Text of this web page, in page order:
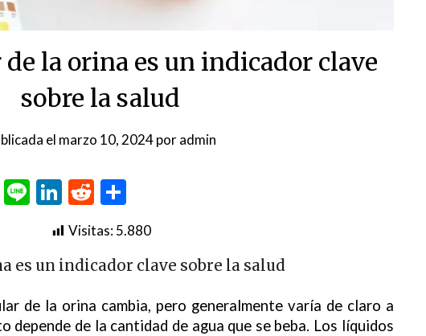
de la orina es un indicador clave
sobre la salud
el marzo 10, 2024poradmin
Meneame
LineLinkedIn
Reddit
Visitas:5.880
es un indicador clave sobre la salud
de la orina cambia, pero generalmente varía de claro a
depende de la cantidad de agua que se beba. Los líquidos